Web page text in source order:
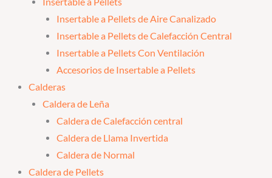
Insertable a Pellets de Aire Canalizado
Insertable a Pellets de Calefacción Central
Insertable a Pellets Con Ventilación
Accesorios de Insertable a Pellets
Calderas
Caldera de Leña
Caldera de Calefacción central
Caldera de Llama Invertida
Caldera de Normal
Caldera de Pellets